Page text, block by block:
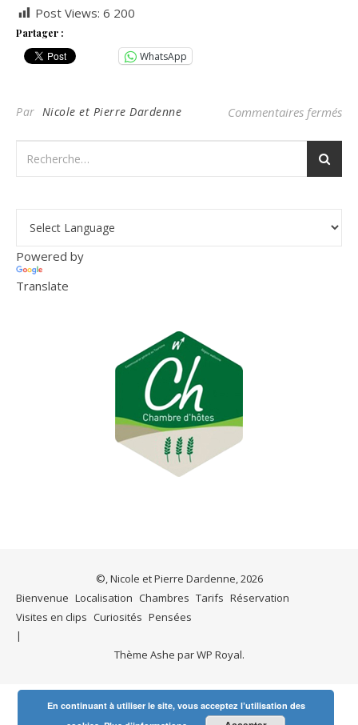
Post Views: 6 200
Partager :
WhatsApp
Par Nicole et Pierre Dardenne Commentaires fermés
Powered by
Translate
©, Nicole et Pierre Dardenne, 2026
Bienvenue Localisation Chambres Tarifs Réservation
Visites en clips Curiosités Pensées
Thème Ashe parWP Royal.
En continuant à utiliser le site, vous acceptez l’utilisation des